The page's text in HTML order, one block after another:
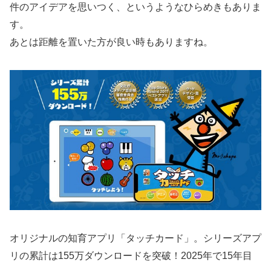
件のアイデアを思いつく、というようなひらめきもありま
す。
あとは距離を置いた方が良い時もありますね。
オリジナルの知育アプリ「タッチカード」。シリーズアプ
リの累計は155万ダウンロードを突破！2025年で15年目